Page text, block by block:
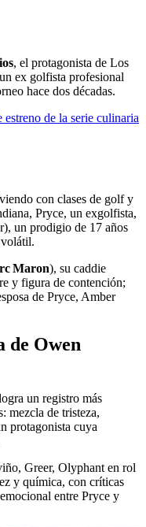
, el protagonista de Los
ex golfista profesional
hace dos décadas.
de la serie culinaria
con clases de golf y
Pryce, un exgolfista,
un prodigio de 17 años
Maron), su caddie
y figura de contención;
de Pryce, Amber
de Owen
un registro más
mezcla de tristeza,
protagonista cuya
Greer, Olyphant en rol
y química, con críticas
entre Pryce y